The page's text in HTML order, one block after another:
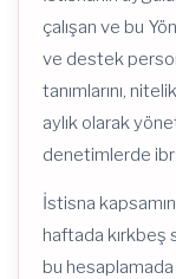
çalışan ve bu
ve destek
tanımlarını,
aylık olarak
denetimlerde
İstisna
haftada kırkbeş
bu hesaplamada